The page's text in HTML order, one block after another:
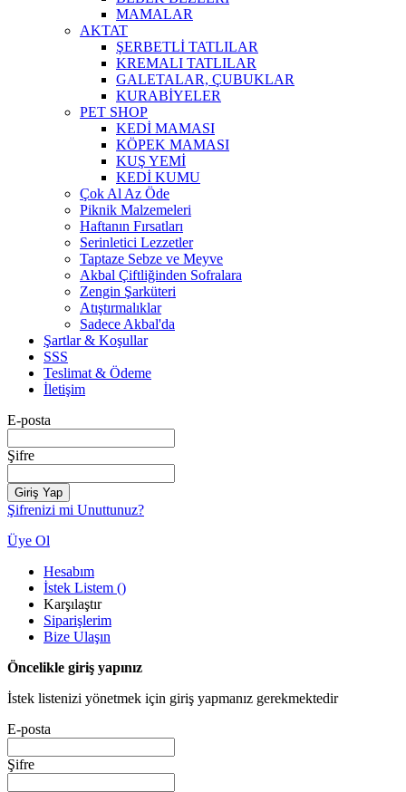
MAMALAR
AKTAT
ŞERBETLİ TATLILAR
KREMALI TATLILAR
GALETALAR, ÇUBUKLAR
KURABİYELER
PET SHOP
KEDİ MAMASI
KÖPEK MAMASI
KUŞ YEMİ
KEDİ KUMU
Çok Al Az Öde
Piknik Malzemeleri
Haftanın Fırsatları
Serinletici Lezzetler
Taptaze Sebze ve Meyve
Akbal Çiftliğinden Sofralara
Zengin Şarküteri
Atıştırmalıklar
Sadece Akbal'da
Şartlar & Koşullar
SSS
Teslimat & Ödeme
İletişim
E-posta
Şifre
Giriş Yap
Şifrenizi mi Unuttunuz?
Üye Ol
Hesabım
İstek Listem ()
Karşılaştır
Siparişlerim
Bize Ulaşın
Öncelikle giriş yapınız
İstek listenizi yönetmek için giriş yapmanız gerekmektedir
E-posta
Şifre